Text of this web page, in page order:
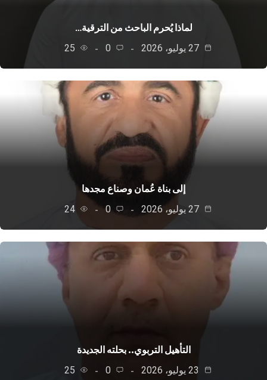
لماذا يُحرم الباحث من الترقية…
0
25
إلى بناة عُمان وصناع مجدها
0
24
التأهيل التربوي.. بحلته الجديدة
0
25